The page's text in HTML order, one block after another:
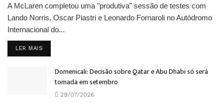
A McLaren completou uma "produtiva" sessão de testes com
Lando Norris, Oscar Piastri e Leonardo Fornaroli no Autódromo
Internacional do...
LER MAIS
Domenicali: Decisão sobre Qatar e Abu Dhabi só será
tomada em setembro
29/07/2026